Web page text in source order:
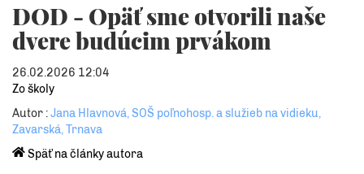
DOD - Opäť sme otvorili naše
dvere budúcim prvákom
26.02.2026 12:04
Zo školy
Autor :Jana Hlavnová, SOŠ poľnohosp. a služieb na vidieku,
Zavarská, Trnava
Späť na články autora